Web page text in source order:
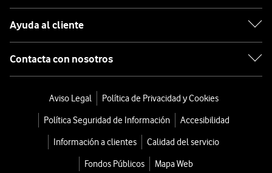
Ayuda al cliente
Contacta con nosotros
Aviso Legal
Política de Privacidad y Cookies
Política Seguridad de Información
Accesibilidad
Información a clientes
Calidad del servicio
Fondos Públicos
Mapa Web